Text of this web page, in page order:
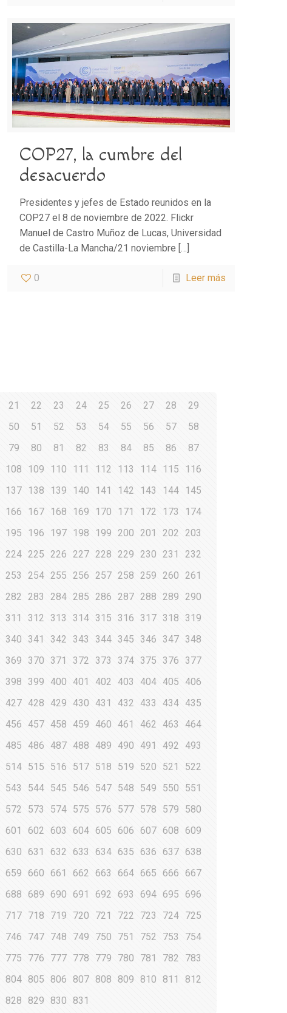
COP27, la cumbre del
desacuerdo
Presidentes y jefes de Estado reunidos en la
COP27 el 8 de noviembre de 2022. Flickr
Manuel de Castro Muñoz de Lucas, Universidad
de Castilla-La Mancha/21 noviembre […]
0 Leer más
21 22 23 24 25 26 27 28
29
50 51 52 53 54 55 56 57
58
79 80 81 82 83 84 85 86
87
108 109 110 111 112 113 114 115
116
137 138 139 140 141 142 143 144 145
166 167 168 169 170 171 172 173
174
195 196 197 198 199 200 201 202
203
224 225 226 227 228 229 230 231
232
253 254 255 256 257 258 259 260
261
282 283 284 285 286 287 288 289
290
311 312 313 314 315 316 317 318
319
340 341 342 343 344 345 346 347 348
369 370 371 372 373 374 375 376
377
398 399 400 401 402 403 404 405
406
427 428 429 430 431 432 433 434 435
456 457 458 459 460 461 462 463
464
485 486 487 488 489 490 491 492
493
514 515 516 517 518 519 520 521
522
543 544 545 546 547 548 549 550
551
572 573 574 575 576 577 578 579
580
601 602 603 604 605 606 607 608
609
630 631 632 633 634 635 636 637 638
659 660 661 662 663 664 665 666
667
688 689 690 691 692 693 694 695
696
717 718 719 720 721 722 723 724 725
746 747 748 749 750 751 752 753
754
775 776 777 778 779 780 781 782
783
804 805 806 807 808 809 810 811
812
828 829 830 831